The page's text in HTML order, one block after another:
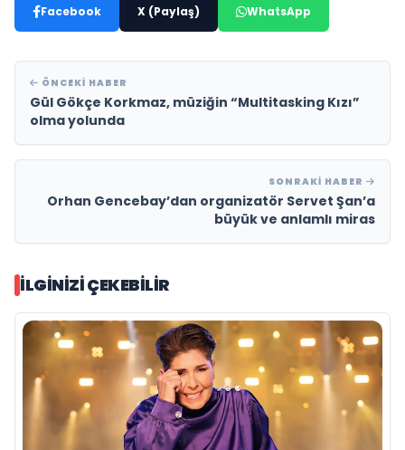
Facebook X (Paylaş) WhatsApp
ÖNCEKI HABER
Gül Gökçe Korkmaz, müziğin “Multitasking Kızı”
olma yolunda
SONRAKI HABER
Orhan Gencebay’dan organizatör Servet Şan’a
büyük ve anlamlı miras
İLGINIZI ÇEKEBILIR